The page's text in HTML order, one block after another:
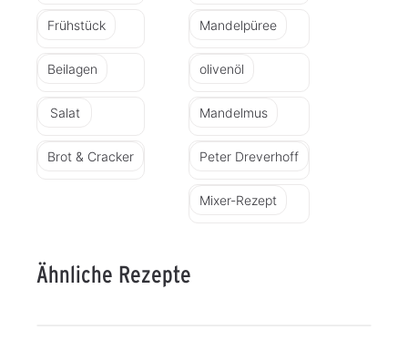
Frühstück
Beilagen
Salat
Brot & Cracker
Mandelpüree
olivenöl
Mandelmus
Peter Dreverhoff
Mixer-Rezept
Ähnliche Rezepte